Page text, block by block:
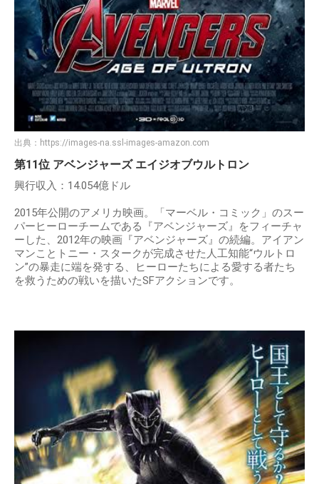
出典： https://images-na.ssl-images-amazon.com
第11位 アベンジャーズ エイジオブウルトロン
興行収入：14.054億ドル
2015年公開のアメリカ映画。「マーベル・コミック」のスー
パーヒーローチームである『アベンジャーズ』をフィーチャ
ーした、2012年の映画『アベンジャーズ』の続編。アイアン
マンことトニー・スタークが完成させた人工知能“ウルトロ
ン”の暴走に端を発する、ヒーローたちによる愛する者たち
を救うための戦いを描いたSFアクションです。